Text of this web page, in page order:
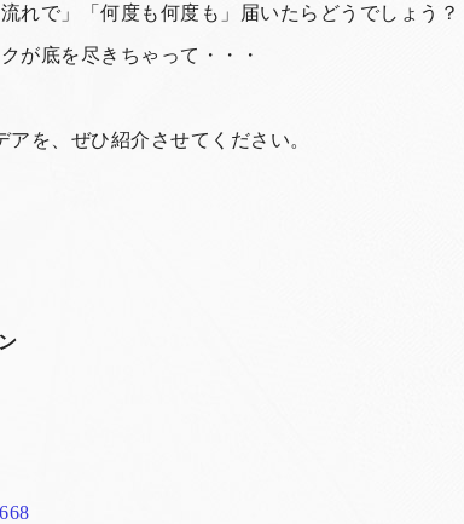
れで」「何度も何度も」届いたらどうでしょう？
が底を尽きちゃって・・・
を、ぜひ紹介させてください。